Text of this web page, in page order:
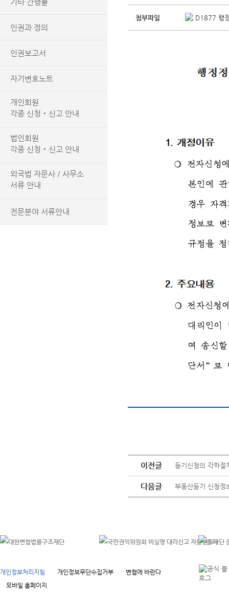
기타 간행물
인권과 정의
인권보고서
자기변호노트
개인회원
각종 신청‧신고 안내
법인회원
각종 신청‧신고 안내
외국법 자문사 / 사무소
서류 안내
전문분야 서류안내
첨부파일 D1877 행
이전글 등기신청의 각하절
다음글 부동산등기 신청정
개인정보처리지침 개인정보무단수집거부
변협에 바란다
모바일 홈페이지